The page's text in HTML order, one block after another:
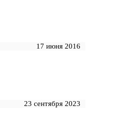
17 июня 2016
23 сентября 2023